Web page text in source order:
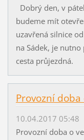
Dobrý den, v
budeme mít
uzavřená silnice
na Sádek, je
cesta průjezdná.
Provozní
10.04.2017 05:48
Provozní doba o